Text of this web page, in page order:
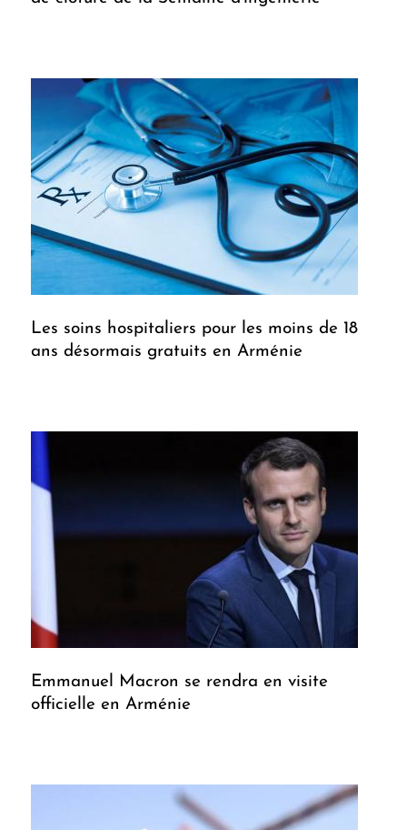
Les soins hospitaliers pour les moins de 18
ans désormais gratuits en Arménie
Emmanuel Macron se rendra en visite
officielle en Arménie